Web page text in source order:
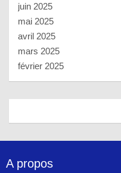
juin 2025
mai 2025
avril 2025
mars 2025
février 2025
A propos